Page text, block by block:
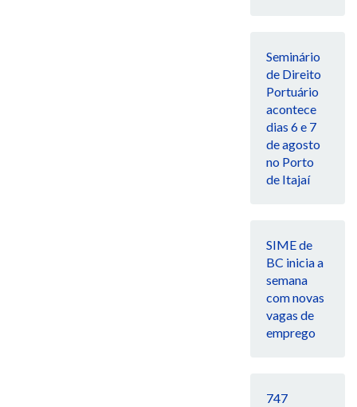
Seminário
de Direito
Portuário
acontece
dias 6 e 7
de agosto
no Porto
de Itajaí
SIME de
BC inicia a
semana
com novas
vagas de
emprego
747